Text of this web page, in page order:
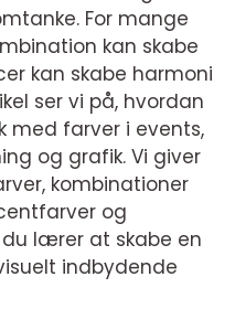
For mange
kan skabe
kan skabe harmoni
ser vi på, hvordan
med farver i events,
og grafik. Vi giver
kombinationer
og
lærer at skabe en
indbydende